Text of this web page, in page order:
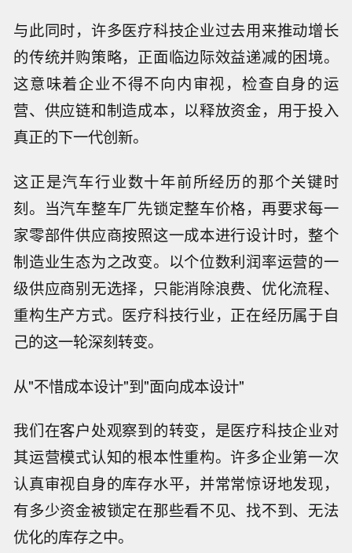
与此同时，许多医疗科技企业过去用来推动增长
的传统并购策略，正面临边际效益递减的困境。
这意味着企业不得不向内审视，检查自身的运
营、供应链和制造成本，以释放资金，用于投入
真正的下一代创新。
这正是汽车行业数十年前所经历的那个关键时
刻。当汽车整车厂先锁定整车价格，再要求每一
家零部件供应商按照这一成本进行设计时，整个
制造业生态为之改变。以个位数利润率运营的一
级供应商别无选择，只能消除浪费、优化流程、
重构生产方式。医疗科技行业，正在经历属于自
己的这一轮深刻转变。
从"不惜成本设计"到"面向成本设计"
我们在客户处观察到的转变，是医疗科技企业对
其运营模式认知的根本性重构。许多企业第一次
认真审视自身的库存水平，并常常惊讶地发现，
有多少资金被锁定在那些看不见、找不到、无法
优化的库存之中。